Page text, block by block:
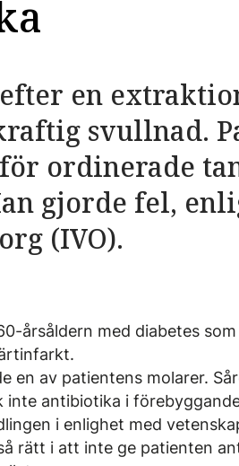
en
svullnad.
ordinerade
gjorde fel,
(IVO).
årsåldern med diabetes
en av ­patientens molarer.
inte antibiotika i
i enlighet med
rätt i att inte ge patienten